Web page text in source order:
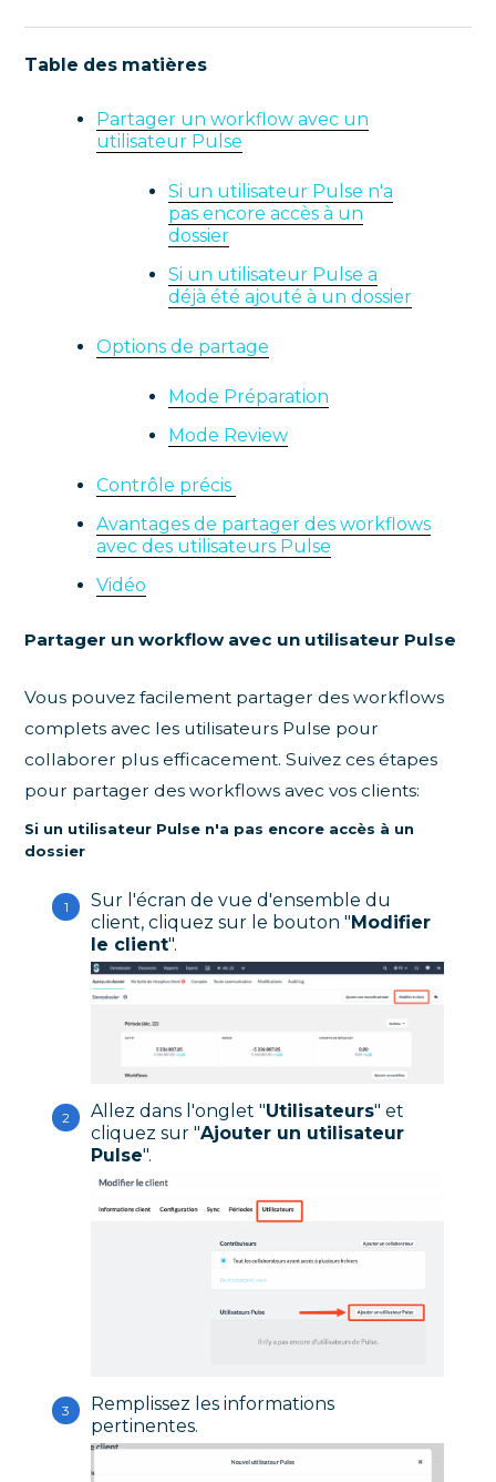
Table des matières
Partager un workflow avec un
utilisateur Pulse
Si un utilisateur Pulse n'a
pas encore accès à un
dossier
Si un utilisateur Pulse a
déjà été ajouté à un dossier
Options de partage
Mode Préparation
Mode Review
Contrôle précis
Avantages de partager des workflows
avec des utilisateurs Pulse
Vidéo
Partager un workflow avec un utilisateur Pulse
Vous pouvez facilement partager des workflows
complets avec les utilisateurs Pulse pour
collaborer plus efficacement. Suivez ces étapes
pour partager des workflows avec vos clients:
Si un utilisateur Pulse n'a pas encore accès à un
dossier
Sur l'écran de vue d'ensemble du
client, cliquez sur le bouton " Modifier
le client".
Allez dans l'onglet "Utilisateurs" et
cliquez sur "Ajouter un utilisateur
Pulse".
Remplissez les informations
pertinentes.